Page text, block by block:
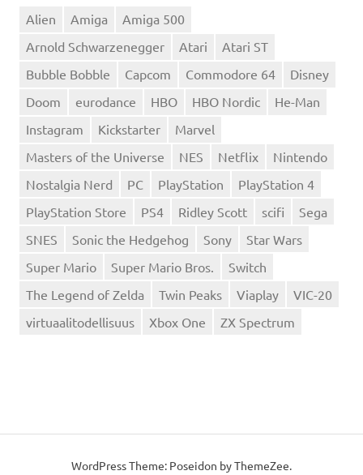
Alien Amiga
Amiga 500
Arnold Schwarzenegger
Atari
Atari ST
Bubble Bobble
Capcom Commodore 64
Disney
Doom
eurodance HBO HBO Nordic
He-Man
Instagram
Kickstarter
Marvel
Masters of the Universe
NES Netflix
Nintendo
Nostalgia Nerd
PC PlayStation
PlayStation 4
PlayStation Store
PS4 Ridley Scott scifi
Sega
SNES
Sonic the Hedgehog Sony
Star Wars
Super Mario
Super Mario Bros.
Switch
The Legend of Zelda
Twin Peaks Viaplay
VIC-20
virtuaalitodellisuus
Xbox One ZX Spectrum
WordPress Theme: Poseidon byThemeZee.